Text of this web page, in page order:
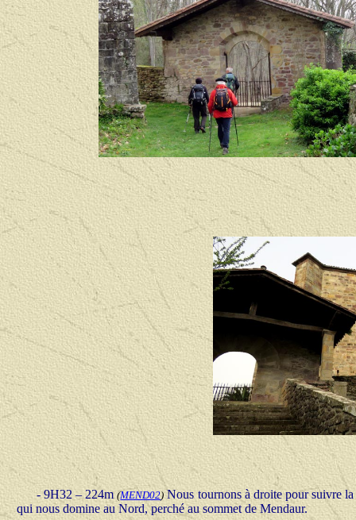
- 9H32 – 224m(MEND02)Nous tournons à droite pour suivre
qui nous domine au Nord, perché au sommet de Mendaur.